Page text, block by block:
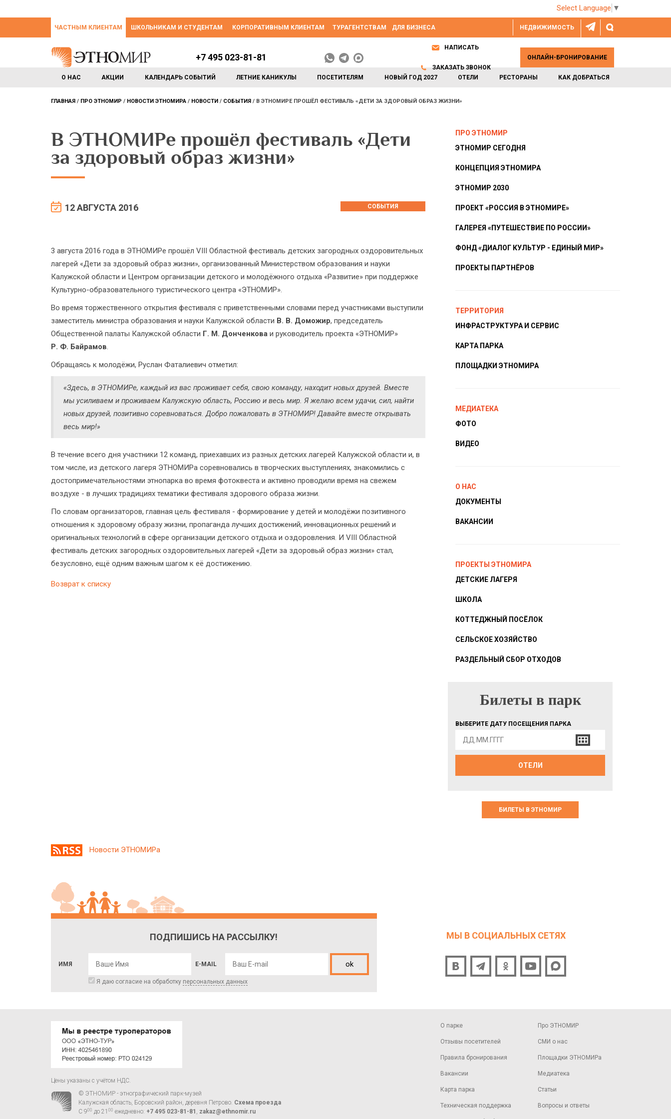
Select Language ▼
НЕДВИЖИМОСТЬ
ЧАСТНЫМ КЛИЕНТАМ ШКОЛЬНИКАМ И СТУДЕНТАМ КОРПОРАТИВНЫМ КЛИЕНТАМ ТУРАГЕНТСТВАМ ДЛЯ БИЗНЕСА
О НАС АКЦИИ КАЛЕНДАРЬ СОБЫТИЙ ЛЕТНИЕ КАНИКУЛЫ ПОСЕТИТЕЛЯМ НОВЫЙ ГОД 2027 ОТЕЛИ РЕСТОРАНЫ КАК ДОБРАТЬСЯ
+7 495 023-81-81
НАПИСАТЬ
ЗАКАЗАТЬ ЗВОНОК
ОНЛАЙН-БРОНИРОВАНИЕ
ГЛАВНАЯ ПРО ЭТНОМИР НОВОСТИ ЭТНОМИРА НОВОСТИ СОБЫТИЯ В ЭТНОМИРЕ ПРОШЁЛ ФЕСТИВАЛЬ «ДЕТИ ЗА ЗДОРОВЫЙ ОБРАЗ ЖИЗНИ»
В ЭТНОМИРе прошёл фестиваль «Дети
за здоровый образ жизни»
12 АВГУСТА 2016 СОБЫТИЯ
3 августа 2016 года в ЭТНОМИРе прошёл VIII Областной фестиваль детских загородных оздоровительных
лагерей «Дети за здоровый образ жизни», организованный Министерством образования и науки
Калужской области и Центром организации детского и молодёжного отдыха «Развитие» при поддержке
Культурно-образовательного туристического центра «ЭТНОМИР».
Во время торжественного открытия фестиваля с приветственными словами перед участниками выступили
заместитель министра образования и науки Калужской области В. В. Доможир, председатель
Общественной палаты Калужской области Г. М. Донченкова и руководитель проекта «ЭТНОМИР»
Р. Ф. Байрамов.
Обращаясь к молодёжи, Руслан Фаталиевич отметил:
«Здесь, в ЭТНОМИРе, каждый из вас проживает себя, свою команду, находит новых друзей. Вместе
мы усиливаем и проживаем Калужскую область, Россию и весь мир. Я желаю всем удачи, сил, найти
новых друзей, позитивно соревноваться. Добро пожаловать в ЭТНОМИР! Давайте вместе открывать
весь мир!»
В течение всего дня участники 12 команд, приехавших из разных детских лагерей Калужской области и, в
том числе, из детского лагеря ЭТНОМИРа соревновались в творческих выступлениях, знакомились с
достопримечательностями этнопарка во время фотоквеста и активно проводили время на свежем
воздухе - в лучших традициях тематики фестиваля здорового образа жизни.
По словам организаторов, главная цель фестиваля - формирование у детей и молодёжи позитивного
отношения к здоровому образу жизни, пропаганда лучших достижений, инновационных решений и
оригинальных технологий в сфере организации детского отдыха и оздоровления. И VIII Областной
фестиваль детских загородных оздоровительных лагерей «Дети за здоровый образ жизни» стал,
безусловно, ещё одним важным шагом к её достижению.
Возврат к списку
ПРО ЭТНОМИР
ЭТНОМИР СЕГОДНЯ
КОНЦЕПЦИЯ ЭТНОМИРА
ЭТНОМИР 2030
ПРОЕКТ «РОССИЯ В ЭТНОМИРЕ»
ГАЛЕРЕЯ «ПУТЕШЕСТВИЕ ПО РОССИИ»
ФОНД «ДИАЛОГ КУЛЬТУР - ЕДИНЫЙ МИР»
ПРОЕКТЫ ПАРТНЁРОВ
ТЕРРИТОРИЯ
ИНФРАСТРУКТУРА И СЕРВИС
КАРТА ПАРКА
ПЛОЩАДКИ ЭТНОМИРА
МЕДИАТЕКА
ФОТО
ВИДЕО
О НАС
ДОКУМЕНТЫ
ВАКАНСИИ
ПРОЕКТЫ ЭТНОМИРА
ДЕТСКИЕ ЛАГЕРЯ
ШКОЛА
КОТТЕДЖНЫЙ ПОСЁЛОК
СЕЛЬСКОЕ ХОЗЯЙСТВО
РАЗДЕЛЬНЫЙ СБОР ОТХОДОВ
БИЛЕТЫ В ПАРК
Билеты в парк
ВЫБЕРИТЕ ДАТУ ПОСЕЩЕНИЯ ПАРКА
ОТЕЛИ
БИЛЕТЫ В ЭТНОМИР
Новости ЭТНОМИРа
ПОДПИШИСЬ НА РАССЫЛКУ!
ИМЯ E-MAIL ok
Я даю согласие на обработку персональных данных
МЫ В СОЦИАЛЬНЫХ СЕТЯХ
О парке
Отзывы посетителей
Правила бронирования
Вакансии
Карта парка
Техническая поддержка
Про ЭТНОМИР
СМИ о нас
Площадки ЭТНОМИРа
Медиатека
Статьи
Вопросы и ответы
Цены указаны с учётом НДС.
© ЭТНОМИР - этнографический парк-музей
Калужская область, Боровский район, деревня Петрово. Схема проезда
С 900 до 21 00 ежедневно: +7 495 023-81-81 , zakaz@ethnomir.ru